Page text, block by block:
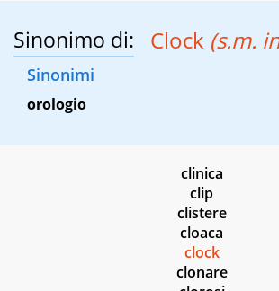
Sinonimo di: Clock (s.m.
Sinonimi
orologio
clinica
clip
clistere
cloaca
clock
clonare